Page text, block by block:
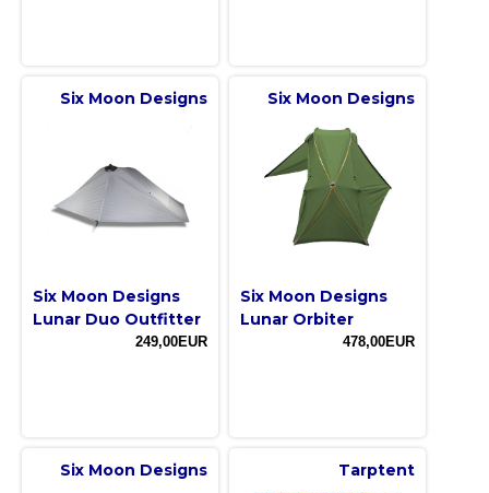
Six Moon Designs
Six Moon Designs
Lunar Duo Outfitter
249,00EUR
Six Moon Designs
Six Moon Designs
Lunar Orbiter
478,00EUR
Six Moon Designs Tarptent